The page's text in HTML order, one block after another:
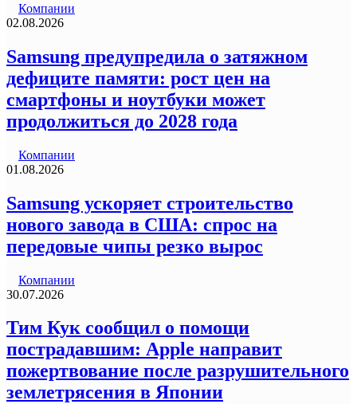
Компании
02.08.2026
Samsung предупредила о затяжном
дефиците памяти: рост цен на
смартфоны и ноутбуки может
продолжиться до 2028 года
Компании
01.08.2026
Samsung ускоряет строительство
нового завода в США: спрос на
передовые чипы резко вырос
Компании
30.07.2026
Тим Кук сообщил о помощи
пострадавшим: Apple направит
пожертвование после разрушительного
землетрясения в Японии